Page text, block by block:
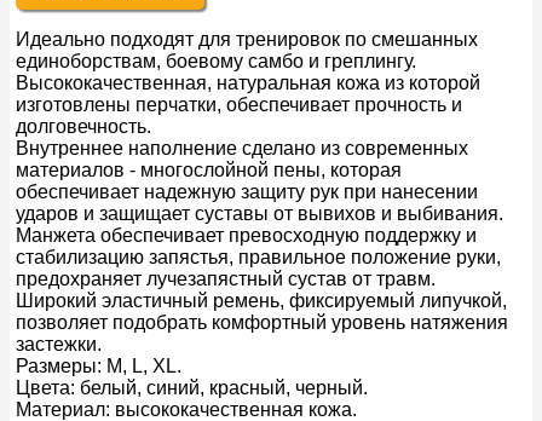
Идеально подходят для тренировок по смешанных
единоборствам, боевому самбо и греплингу.
Высококачественная, натуральная кожа из которой
изготовлены перчатки, обеспечивает прочность и
долговечность.
Внутреннее наполнение сделано из современных
материалов - многослойной пены, которая
обеспечивает надежную защиту рук при нанесении
ударов и защищает суставы от вывихов и выбивания.
Манжета обеспечивает превосходную поддержку и
стабилизацию запястья, правильное положение руки,
предохраняет лучезапястный сустав от травм.
Широкий эластичный ремень, фиксируемый липучкой,
позволяет подобрать комфортный уровень натяжения
застежки.
Размеры: M, L, XL.
Цвета: белый, синий, красный, черный.
Материал: высококачественная кожа.